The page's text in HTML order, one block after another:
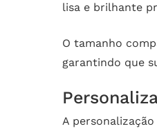
lisa e brilhante
O tamanho
garantindo que
A